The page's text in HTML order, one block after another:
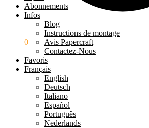
0
Abonnements
Infos
Blog
Instructions de montage
Avis Papercraft
Contactez-Nous
Favoris
Français
English
Deutsch
Italiano
Español
Português
Nederlands